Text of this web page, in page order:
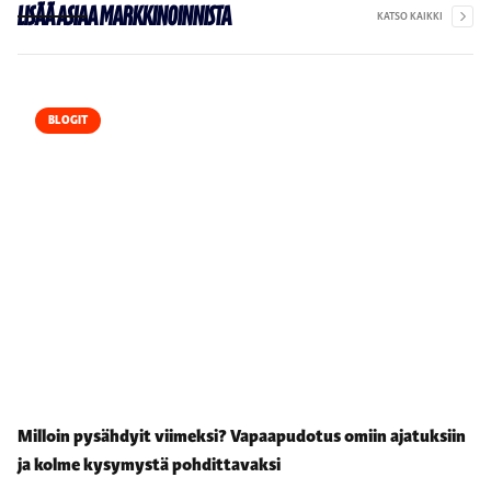
Lisää asiaa markkinoinnista KATSO KAIKKI
BLOGIT
Milloin pysähdyit viimeksi? Vapaapudotus omiin ajatuksiin
ja kolme kysymystä pohdittavaksi